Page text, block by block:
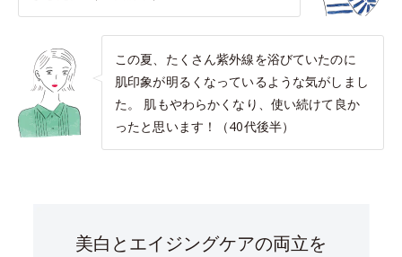
この夏、たくさん紫外線を浴びていたのに
肌印象が明るくなっているような気がしまし
た。 肌もやわらかくなり、使い続けて良か
ったと思います！（40代後半）
美白とエイジングケアの両立を